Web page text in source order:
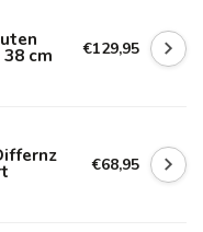
cm €129,95
€68,95